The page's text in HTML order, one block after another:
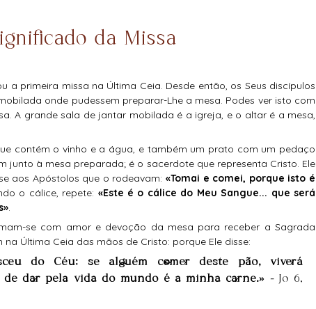
da Missa
a primeira missa na Última Ceia. Desde então, os Seus discípulos
onde pudessem preparar-Lhe a mesa. Podes ver isto com
A grande sala de jantar mobilada é a igreja, e o altar é a mesa,
junto à mesa preparada; é o sacerdote que representa Cristo. Ele
aos Apóstolos que o rodeavam: «Tomai e comei, porque isto é
o cálice, repete: «Este é o cálice do Meu Sangue... que será
.
Última Ceia das mãos de Cristo: porque Ele disse:
do Céu: se alguém comer deste pão, viverá
dar pela vida do mundo é a minha carne.» -
Jo 6,